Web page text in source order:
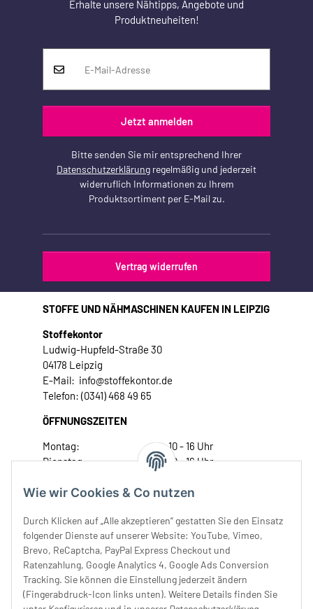
Wie wir Cookies & Co nutzen
Durch Klicken auf „Alle akzeptieren“ gestatten Sie den Einsatz
folgender Dienste auf unserer Website: YouTube, Vimeo,
Brevo, ReCaptcha, PayPal Express Checkout und
Ratenzahlung, Google Analytics 4, Google Ads Conversion
Tracking. Sie können die Einstellung jederzeit ändern
(Fingerabdruck-Icon links unten). Weitere Details finden Sie
Erhalte unsere Nähtipps, Angebote und
Produktneuheiten!
Jetzt anmelden
Bitte senden Sie mir entsprechend Ihrer
Datenschutzerklärung regelmäßig und jederzeit
widerruflich Informationen zu Ihrem
Produktsortiment per E-Mail zu.
Vertrag widerrufen
STOFFE UND NÄHMASCHINEN KAUFEN IN LEIPZIG
Stoffekontor
Ludwig-Hupfeld-Straße 30
04178 Leipzig
E-Mail: info@stoffekontor.de
Telefon: (0341) 468 49 65
ÖFFNUNGSZEITEN
Montag:
10 - 16 Uhr
Dienstag:
10 - 16 Uhr
Donnerstag:
10 - 18 Uhr
Samstag:
10 - 14 Uhr
Unser Service
Rechtliches